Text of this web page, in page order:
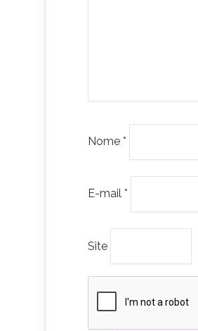
Nome *
E-mail *
Site